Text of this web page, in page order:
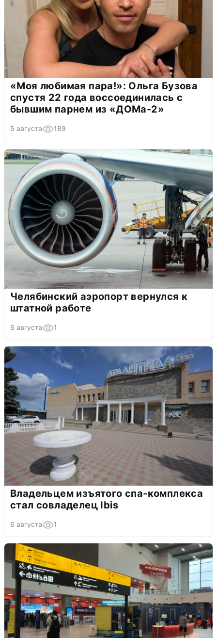
«Моя любимая пара!»: Ольга Бузова
спустя 22 года воссоединилась с
бывшим парнем из «ДОМа-2»
5 августа 189
Челябинский аэропорт вернулся к
штатной работе
6 августа 1
Владельцем изъятого спа-комплекса
стал совладелец Ibis
6 августа 1